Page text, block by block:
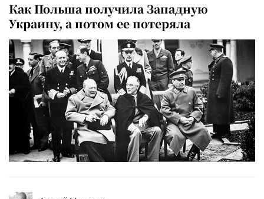
Как Польша получила Западную
Украину, а потом ее потеряла